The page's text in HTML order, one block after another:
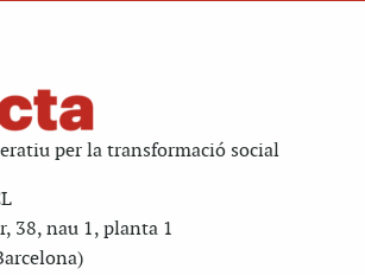
per la transformació social
38, nau 1, planta 1